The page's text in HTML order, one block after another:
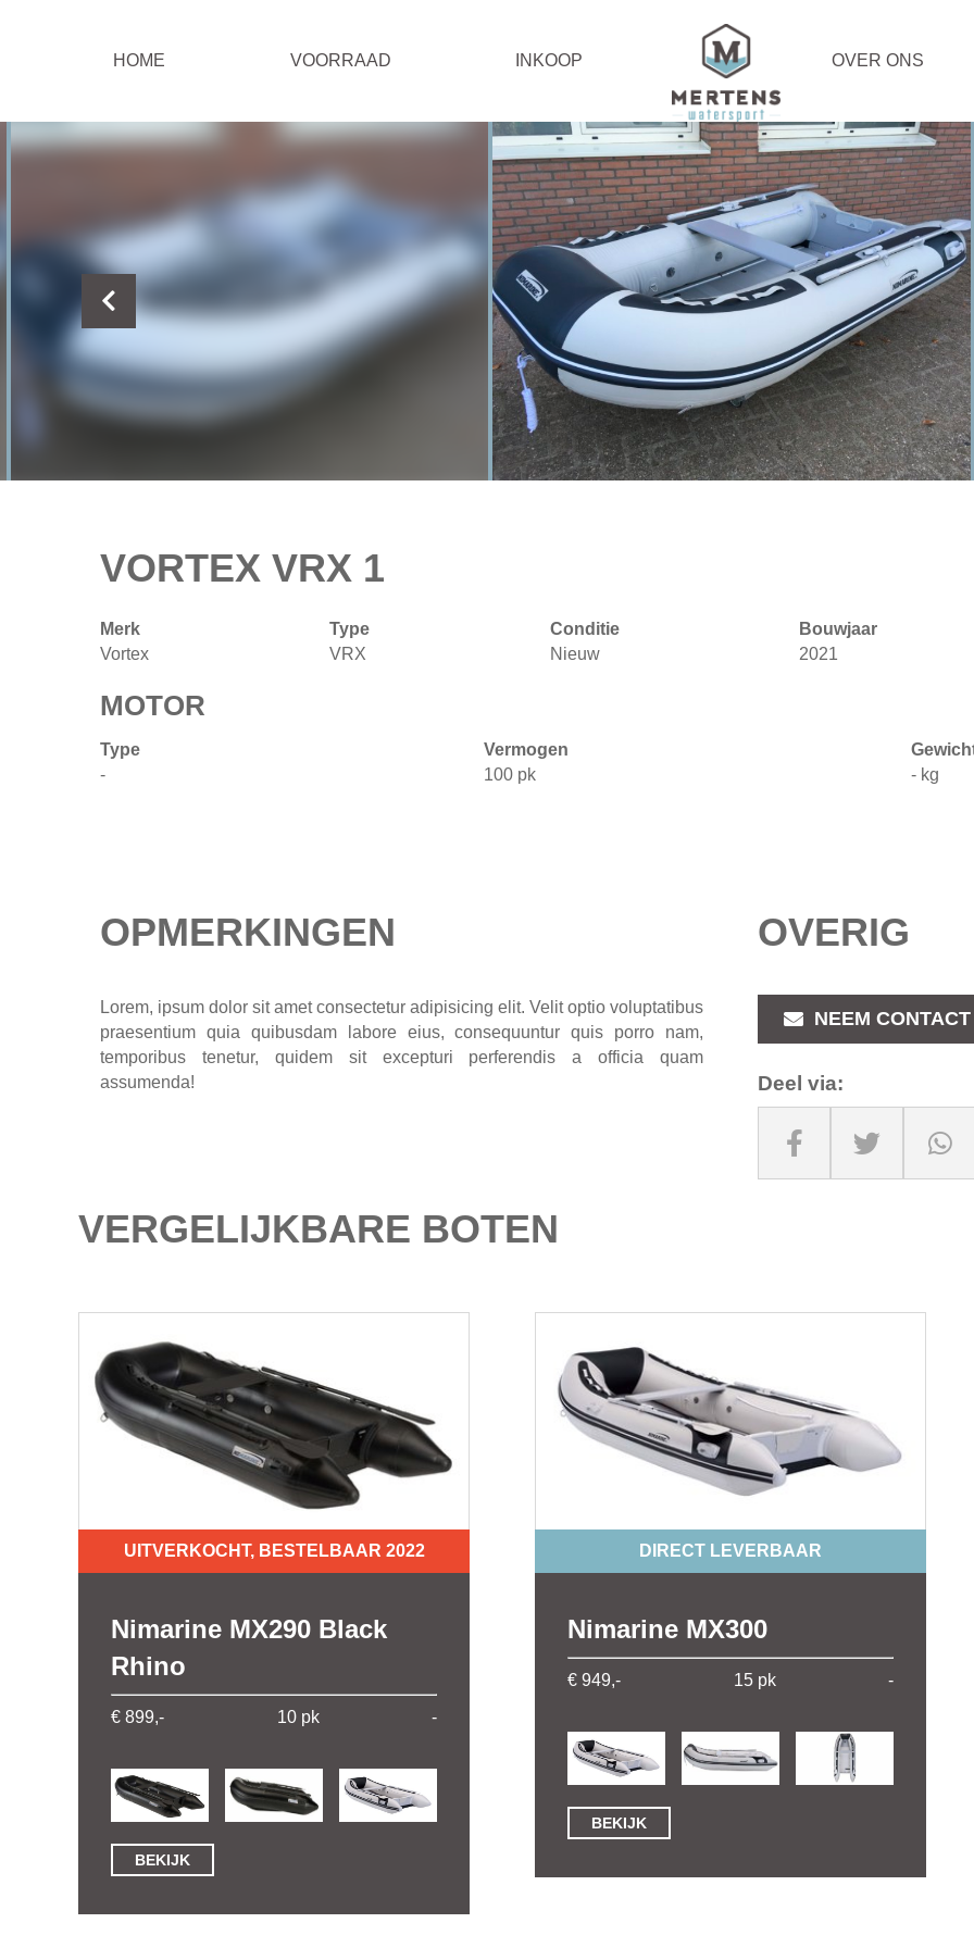
HOME VOORRAAD INKOOP OVER ONS
VORTEX VRX 1
Merk
Vortex
Type
VRX
Conditie
Nieuw
Bouwjaar
2021
MOTOR
Type
-
Vermogen
100 pk
- kg
OPMERKINGEN
Lorem, ipsum dolor sit amet consectetur adipisicing elit. Velit optio voluptatibus
praesentium quia quibusdam labore eius, consequuntur quis porro nam,
temporibus tenetur, quidem sit excepturi perferendis a officia quam
assumenda!
OVERIG
NEEM
Deel via:
VERGELIJKBARE BOTEN
UITVERKOCHT, BESTELBAAR 2022
Nimarine MX290 Black
Rhino
€ 899,- 10 pk -
BEKIJK
DIRECT LEVERBAAR
Nimarine MX300
€ 949,- 15 pk -
BEKIJK